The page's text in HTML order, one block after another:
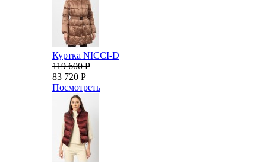
Куртка NICCI-D
119 600 Р
83 720 Р
Посмотреть